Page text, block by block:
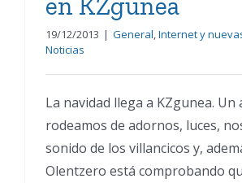
19/12/2013 | General Internet y
Noticias
La navidad llega a KZgunea. Un
rodeamos de adornos, luces,
sonido de los villancicos y,
Olentzero está comprobando